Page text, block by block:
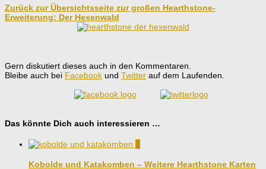
Zurück zur Übersichtsseite zur großen Hearthstone-
Erweiterung: Der Hexenwald
Gern diskutiert dieses auch in den Kommentaren.
Bleibe auch bei Facebook und Twitter auf dem Laufenden.
Das könnte Dich auch interessieren …
Kobolde und Katakomben – Weitere Hearthstone Karten